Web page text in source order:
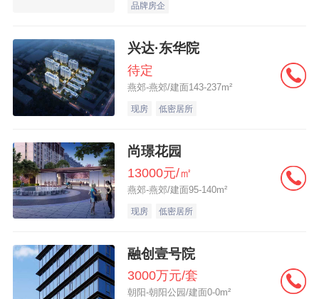
品牌房企
兴达·东华院
待定
燕郊-燕郊/建面143-237m²
现房 低密居所
尚璟花园
13000元/㎡
燕郊-燕郊/建面95-140m²
现房 低密居所
融创壹号院
3000万元/套
朝阳-朝阳公园/建面0-0m²